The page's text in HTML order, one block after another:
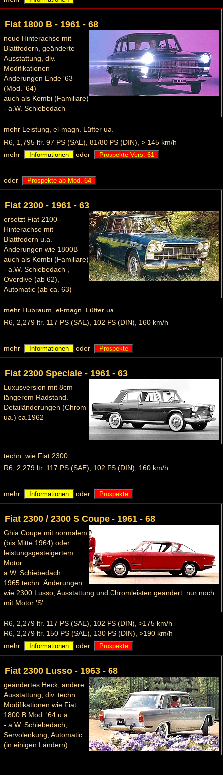
Fiat 1800 B - 1961 - 68
neue Hinterachse mit
Blattfedern, geänderte
Ausstattung, div.
Modifikationen
Änderungen Ende '63
(Mod. '64)
auch als Kombi (Familiare)
- a.W. Schiebedach
mehr Leistung, el-magn. Lüfter ua.
R6, 1,795 ltr. 97 PS (SAE), 81/80 PS (DIN), > 145 km/h
mehr
Informationen oder Prospekte Vers. 61
oder Prospekte ab Mod. 64
Fiat 2300 - 1961 - 63
ersetzt Fiat 2100 -
Hinterachse mit
Blattfedern u.a.
Änderungen wie 1800B
auch als Kombi (Familiare)
- a.W. Schiebedach ,
Overdive (ab 62),
Automatic (ab ca. 63)
mehr Hubraum, el-magn. Lüfter ua.
R6, 2,279 ltr. 117 PS (SAE), 102 PS (DIN), 160 km/h
mehr Informationen oder Prospekte
Fiat 2300 Speciale - 1961 - 63
Luxusversion mit 8cm
längerem Radstand.
Detailänderungen (Chrom
ua.) ca.1962
techn. wie Fiat 2300
R6, 2,279 ltr. 117 PS (SAE), 102 PS (DIN), 160 km/h
mehr Informationen oder Prospekte
Fiat 2300 / 2300 S Coupe - 1961 - 68
Ghia Coupe mit normalem
(bis Mitte 1964) oder
leistungsgesteigertem
Motor
a.W. Schiebedach
1965 techn. Änderungen
wie 2300 Lusso, Ausstattung und Chromleisten geändert. nur noch
mit Motor 'S'
R6, 2,279 ltr. 117 PS (SAE), 102 PS (DIN), >175 km/h
R6, 2,279 ltr. 150 PS (SAE), 130 PS (DIN), >190 km/h
mehr
Informationen oder Prospekte
Fiat 2300 Lusso - 1963 - 68
geändertes Heck, andere
Ausstattung, div. techn.
Modifikationen wie Fiat
1800 B Mod. '64 u.a
- a.W. Schiebedach,
Servolenkung, Automatic
(in einigen Ländern)